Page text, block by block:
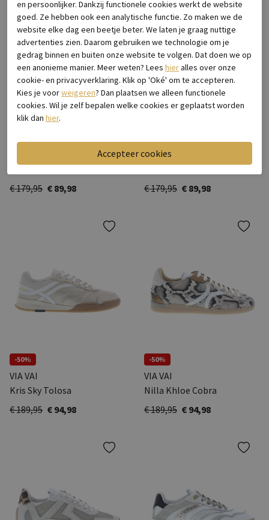
€ 179,95 € 89,98
VIA VAI
€ 179,95 € 89,98
-50%
VIA VAI
Kris Sky Tolosa
€ 189,95 € 94,98
-50%
VIA VAI
Nilla Khloe Cobra
€ 189,95 € 94,98
en persoonlijker. Dankzij functionele cookies werkt de website
goed. Ze hebben ook een analytische functie. Zo maken we de
website elke dag een beetje beter. We laten je graag nuttige
advertenties zien. Daarom gebruiken we technologie om je
gedrag binnen en buiten onze website te volgen. Dat doen we op
een anonieme manier. Meer weten? Lees hieralles over onze
cookie- en privacyverklaring. Klik op 'Oké' om te accepteren.
Kies je voorweigeren? Dan plaatsen we alleen functionele
cookies. Wil je zelf bepalen welke cookies er geplaatst worden
klik dan hier.